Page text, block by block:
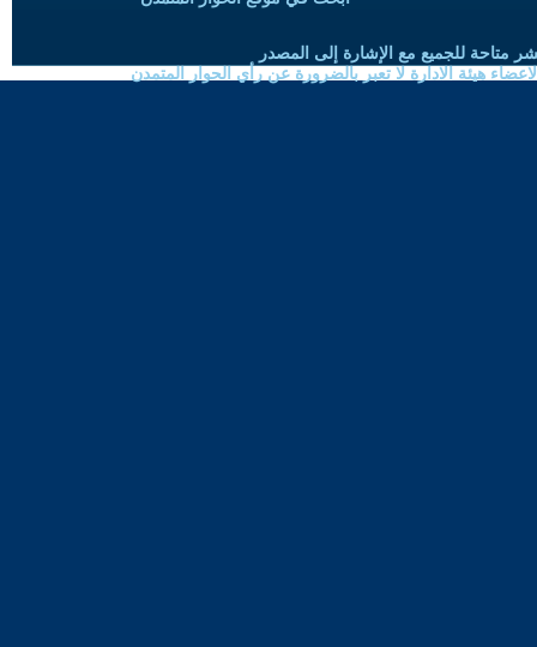
متاحة للجميع مع الإشارة إلى المصدر
هيئة الادارة لا تعبر بالضرورة عن رأي الحوار المتمدن